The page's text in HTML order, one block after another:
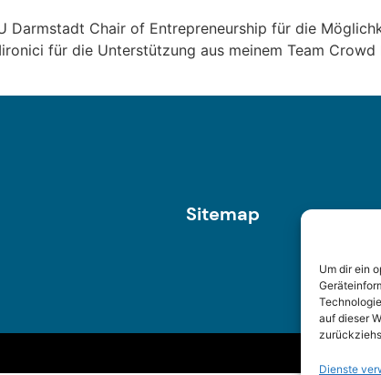
Um dir ein
auf dieser
Dienste
Darmstadt Chair of Entrepreneurship für die
für die Unterstützung aus meinem Team
Sitemap